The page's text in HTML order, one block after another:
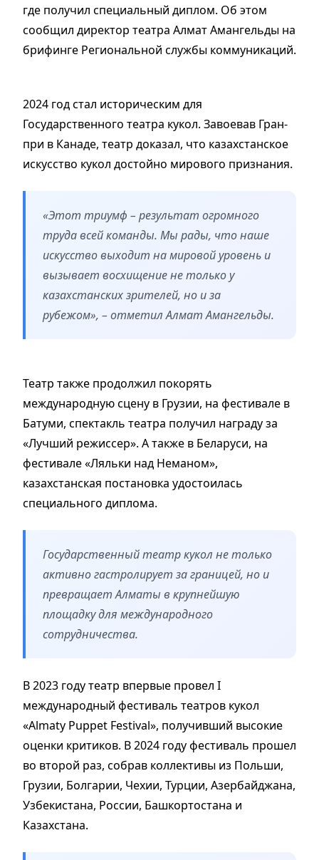
где получил специальный диплом. Об этом
сообщил директор театра Алмат Амангельды на
брифинге Региональной службы коммуникаций.
2024 год стал историческим для
Государственного театра кукол. Завоевав Гран-
при в Канаде, театр доказал, что казахстанское
искусство кукол достойно мирового признания.
«Этот триумф – результат огромного
труда всей команды. Мы рады, что наше
искусство выходит на мировой уровень и
вызывает восхищение не только у
казахстанских зрителей, но и за
рубежом», – отметил Алмат Амангельды.
Театр также продолжил покорять
международную сцену в Грузии, на фестивале в
Батуми, спектакль театра получил награду за
«Лучший режиссер». А также в Беларуси, на
фестивале «Ляльки над Неманом»,
казахстанская постановка удостоилась
специального диплома.
Государственный театр кукол не только
активно гастролирует за границей, но и
превращает Алматы в крупнейшую
площадку для международного
сотрудничества.
В 2023 году театр впервые провел I
международный фестиваль театров кукол
«Almaty Puppet Festival», получивший высокие
оценки критиков. В 2024 году фестиваль прошел
во второй раз, собрав коллективы из Польши,
Грузии, Болгарии, Чехии, Турции, Азербайджана,
Узбекистана, России, Башкортостана и
Казахстана.